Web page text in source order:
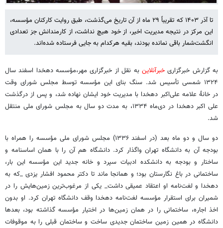
تا آذر ۱۴۰۳ که تقریباً ۲۹ ماه از آن تاریخ می‌گذشت، طبق روایت کارکنان مؤسسه،
این مرکز در نتیجه مدیریت اخیر، از خود هیچ نداشت، از کارمندانش جز تعدادی
انگشت‌شمار باقی نمانده‌ بودند، بقیه هرکدام به جایی فرستاده شده‌اند.
به گزارش خبرگزاری خبرآنلاین به نقل از خبرگزاری مهر،مؤسسه دهخدا اسفند سال
۱۳۲۴ شمسی تأسیس شد. سنگ بنای این مؤسسه توسط مجلس شورای وقت
در خانۀ علامه علی‌اکبر دهخدا با مدیریت خود ایشان نهاده شد، و پس از درگذشت
علی اکبر دهخدا در دی‌ماه ۱۳۳۴، به مدت دو سال به مجلس شورای ملی منتقل
شد.
دو سال و دو ماه بعد (در اسفند ۱۳۳۶) مجلس شورای ملی مؤسسه را همراه با
بودجه آن به دانشگاه تهران واگذار کرد. دانشگاه هم آن را با همان اساسنامه و
ساختار و بودجه به دانشکده ادبیات سپرد و خانه جدید این مؤسسه این بار،
ساختمانی در باغ نگارستان بود؛ و همانجا ماند تا دکتر محمود افشار یزدی _که به
دهخدا و لغت‌نامه او اعتقاد عمیقی داشت_ یکی از مرغوب‌ترین زمین‌هایش را در
شمیران برای استقرار مؤسسه لغت‌نامه دهخدا وقف دانشگاه تهران کرد. او بدون
اخذ اجاره، ساختمانی را در همان زمین‌ها در اختیار مؤسسه گذاشته بود، بعدها
دانشگاه در همین زمین ساختمان جدیدی ساخت و ساختمان قبلی را به موقوفات